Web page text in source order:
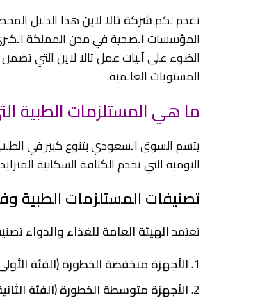
تقدم لكمشركة تالا لاينهذا الدليل
المؤسسات الصحية في مدن المملكة
الضوء على آليات عمل تالا لاين التي
المستويات العالمية.
ما هي المستلزمات الطبية
يتسم السوق السعودي بتنوع كبير في
اليومية التي تخدم الكثافة السكانية
تصنيفات المستلزمات الطبية
تعتمدالهيئة العامة للغذاء والدواء
الأجهزة منخفضة الخطورة (الفئة
الأجهزة متوسطة الخطورة (الفئة